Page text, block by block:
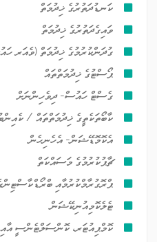
ކަނޑުދަތުރުގެ ޚިދުމަތް
ވައިގެދަތުރުގެ ޚިދުމަތް
ގުދަންކުރުމުގެ ޚިދުމަތް (ވެއަރ
ޕޯސްޓުގެ ޚިދުމަތްތައް
ގެސްޓް ހައުސް- ދިވެހިންނަށް
ކާބޯތަކެތީގެ ޚިދުމަތްތައް /
އެކޮމޮޑޭޝަން- އެހެނިހެން
ޗާޕުކުރުމުގެ މަސައްކަތް
ޕްރޮގުރާމްކުރުމާއި
ޓެލެކޮމިއުނިކޭޝަން
ކޮމްޕިއުޓަރ، ކޮންސަލްޓެންސީ